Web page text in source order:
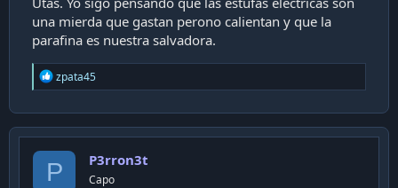
una mierda que gastan perono calientan y que la
parafina es nuestra salvadora.
R
e
c
t
o
n
zpata45
P P3rron3t
Capo